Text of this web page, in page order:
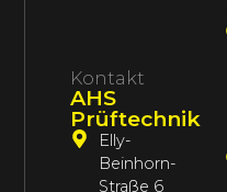
Kontakt
AHS
Prüftechnik
Elly-
Beinhorn-
Straße 6